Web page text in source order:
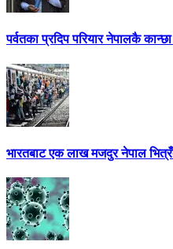
पर्वतका प्रदिप परियार नेपालकै
भारतबाट एक लाख मजदुर नेपाल